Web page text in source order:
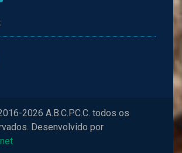
2026 A.B.C.P.C.C. todos os
Desenvolvido por